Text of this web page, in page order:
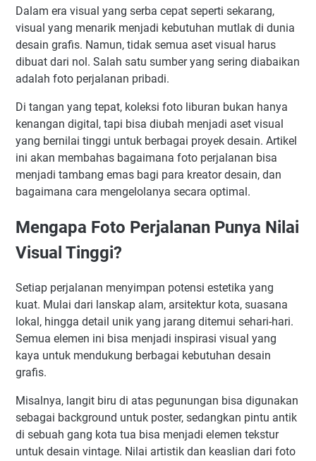
Dalam era visual yang serba cepat seperti sekarang,
visual yang menarik menjadi kebutuhan mutlak di dunia
desain grafis. Namun, tidak semua aset visual harus
dibuat dari nol. Salah satu sumber yang sering diabaikan
adalah foto perjalanan pribadi.
Di tangan yang tepat, koleksi foto liburan bukan hanya
kenangan digital, tapi bisa diubah menjadi aset visual
yang bernilai tinggi untuk berbagai proyek desain. Artikel
ini akan membahas bagaimana foto perjalanan bisa
menjadi tambang emas bagi para kreator desain, dan
bagaimana cara mengelolanya secara optimal.
Mengapa Foto Perjalanan Punya Nilai
Visual Tinggi?
Setiap perjalanan menyimpan potensi estetika yang
kuat. Mulai dari lanskap alam, arsitektur kota, suasana
lokal, hingga detail unik yang jarang ditemui sehari-hari.
Semua elemen ini bisa menjadi inspirasi visual yang
kaya untuk mendukung berbagai kebutuhan desain
grafis.
Misalnya, langit biru di atas pegunungan bisa digunakan
sebagai background untuk poster, sedangkan pintu antik
di sebuah gang kota tua bisa menjadi elemen tekstur
untuk desain vintage. Nilai artistik dan keaslian dari foto